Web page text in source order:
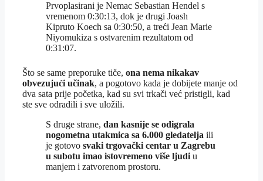
Prvoplasirani je Nemac Sebastian Hendel s
vremenom 0:30:13, dok je drugi Joash
Kipruto Koech sa 0:30:50, a treći Jean Marie
Niyomukiza s ostvarenim rezultatom od
0:31:07.
Što se same preporuke tiče, ona nema nikakav
obvezujući učinak, a pogotovo kada je dobijete manje od
dva sata prije početka, kad su svi trkači već pristigli, kad
ste sve odradili i sve uložili.
S druge strane, dan kasnije se odigrala
nogometna utakmica sa 6.000 gledatelja ili
je gotovo svaki trgovački centar u Zagrebu
u subotu imao istovremeno više ljudi u
manjem i zatvorenom prostoru.